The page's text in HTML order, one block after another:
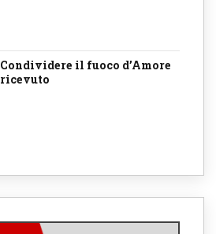
Condividere il fuoco d’Amore
ricevuto